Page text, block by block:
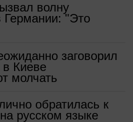
волну
Германии: "Это
заговорил
Киеве
молчать
обратилась к
русском языке